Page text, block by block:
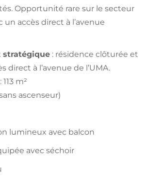
Opportunité rare sur le secteur
un accès direct à l’avenue
stratégique : résidence clôturée et
direct à l’avenue de l’UMA.
: 113 m²
ascenseur)
lumineux avec balcon
avec séchoir